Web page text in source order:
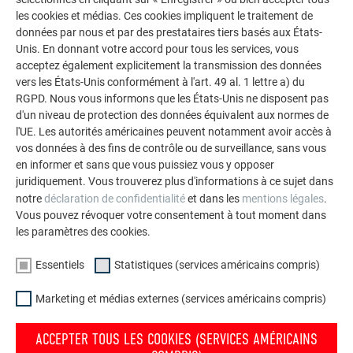
La galerie de références PREFA démontre la
polyvalence de l’aluminium. Découvrez d’autres projets
impressionnants avec les solutions en aluminium
durables de PREFA pour toitures, systèmes solaires et
façades.
VOIR DAVANTAGE DE RÉFÉRENCES
les cookies et médias. Ces cookies impliquent le traitement de
données par nous et par des prestataires tiers basés aux États-
Unis. En donnant votre accord pour tous les services, vous
acceptez également explicitement la transmission des données
vers les États-Unis conformément à l'art. 49 al. 1 lettre a) du
RGPD. Nous vous informons que les États-Unis ne disposent pas
d'un niveau de protection des données équivalent aux normes de
l'UE. Les autorités américaines peuvent notamment avoir accès à
vos données à des fins de contrôle ou de surveillance, sans vous
en informer et sans que vous puissiez vous y opposer
juridiquement. Vous trouverez plus d'informations à ce sujet dans
notredéclaration de confidentialitéet dans les mentions légales.
Vous pouvez révoquer votre consentement à tout moment dans
les paramètres des cookies.
Essentiels Statistiques (services américains compris)
Marketing et médias externes (services américains compris)
ACCEPTER TOUS LES COOKIES (SERVICES AMÉRICAINS